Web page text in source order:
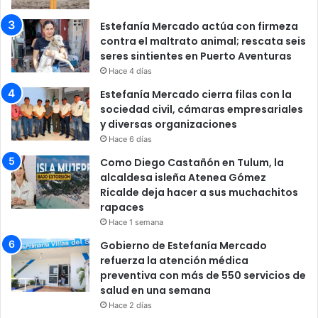
Estefanía Mercado actúa con firmeza
contra el maltrato animal; rescata seis
seres sintientes en Puerto Aventuras
Hace 4 días
Estefanía Mercado cierra filas con la
sociedad civil, cámaras empresariales
y diversas organizaciones
Hace 6 días
Como Diego Castañón en Tulum, la
alcaldesa isleña Atenea Gómez
Ricalde deja hacer a sus muchachitos
rapaces
Hace 1 semana
Gobierno de Estefanía Mercado
refuerza la atención médica
preventiva con más de 550 servicios de
salud en una semana
Hace 2 días